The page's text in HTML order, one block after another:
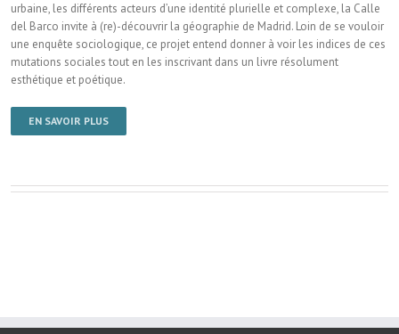
urbaine, les différents acteurs d’une identité plurielle et complexe, la Calle
del Barco invite à (re)-découvrir la géographie de Madrid. Loin de se vouloir
une enquête sociologique, ce projet en­tend donner à voir les indices de ces
mutations sociales tout en les inscrivant dans un livre résolument
esthétique et poétique.
EN SAVOIR PLUS